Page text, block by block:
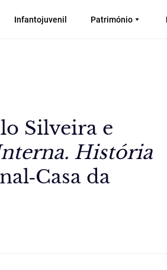
Infantojuvenil Património
Silveira e
História
da